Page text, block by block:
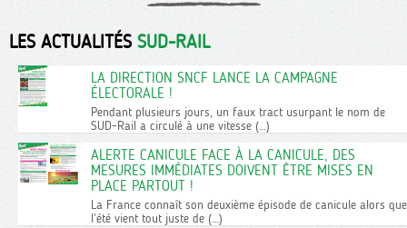
LES ACTUALITÉS SUD-RAIL
LA DIRECTION SNCF LANCE LA CAMPAGNE
ÉLECTORALE !
Pendant plusieurs jours, un faux tract usurpant le nom de
SUD-Rail a circulé à une vitesse (…)
ALERTE CANICULE FACE À LA CANICULE, DES
MESURES IMMÉDIATES DOIVENT ÊTRE MISES EN
PLACE PARTOUT !
La France connaît son deuxième épisode de canicule alors que
l’été vient tout juste de (…)